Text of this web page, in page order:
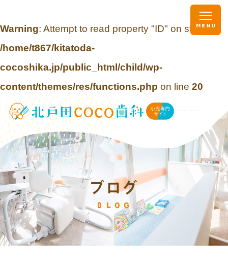
Warning: Attempt to read property "ID" on string in
/home/t867/kitatoda-
cocoshika.jp/public_html/child/wp-
content/themes/res/functions.php on line 20
ブログ
BLOG